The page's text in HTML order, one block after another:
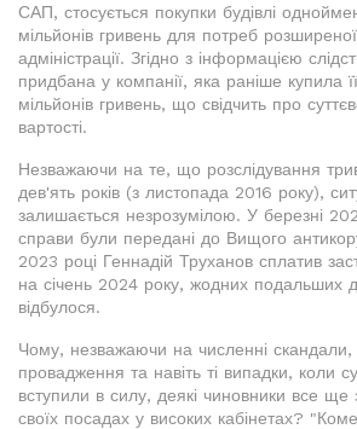
САП, стосується покупки будівлі
мільйонів гривень для потреб розширеної
адміністрації. Згідно з інформацією
придбана у компанії, яка раніше купила
мільйонів гривень, що свідчить про
вартості.
Незважаючи на те, що розслідування
дев'ять років (з листопада 2016 року),
залишається незрозумілою. У березні
справи були передані до Вищого
2023 році Геннадій Труханов сплатив
на січень 2024 року, жодних подальших
відбулося.
Чому, незважаючи на численні скандали,
провадження та навіть ті випадки, коли
вступили в силу, деякі чиновники все
своїх посадах у високих кабінетах?